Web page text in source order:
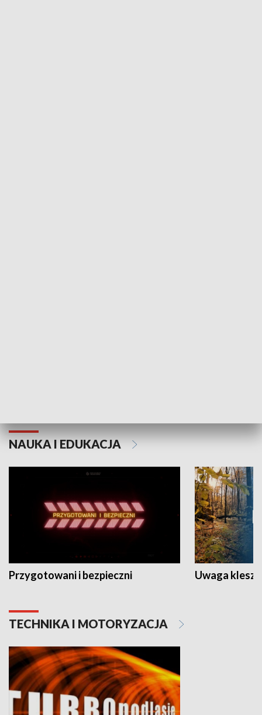
NAUKA I EDUKACJA
Przygotowani i bezpieczni Uwaga
TECHNIKA I MOTORYZACJA